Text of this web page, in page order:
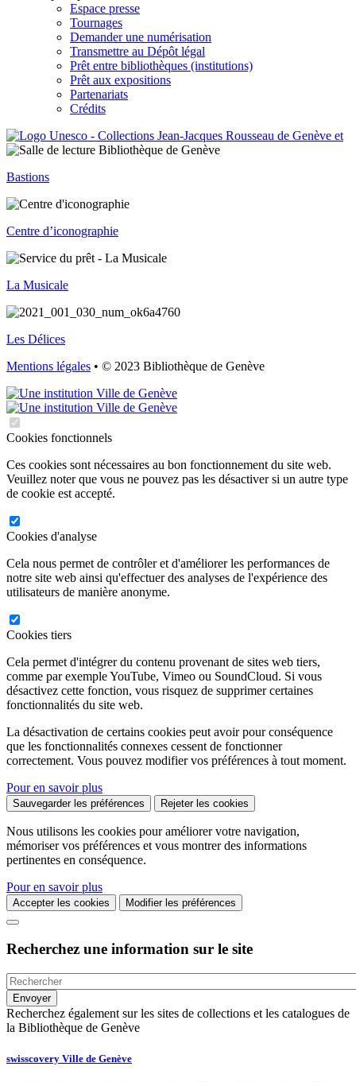
Espace presse
Tournages
Demander une numérisation
Transmettre au Dépôt légal
Prêt entre bibliothèques (institutions)
Prêt aux expositions
Partenariats
Crédits
Bastions
Centre d’iconographie
La Musicale
Les Délices
Mentions légales • © 2023 Bibliothèque de Genève
Cookies fonctionnels
Ces cookies sont nécessaires au bon fonctionnement du site web.
Veuillez noter que vous ne pouvez pas les désactiver si un autre type
de cookie est accepté.
Cookies d'analyse
Cela nous permet de contrôler et d'améliorer les performances de
notre site web ainsi qu'effectuer des analyses de l'expérience des
utilisateurs de manière anonyme.
Cookies tiers
Cela permet d'intégrer du contenu provenant de sites web tiers,
comme par exemple YouTube, Vimeo ou SoundCloud. Si vous
désactivez cette fonction, vous risquez de supprimer certaines
fonctionnalités du site web.
La désactivation de certains cookies peut avoir pour conséquence
que les fonctionnalités connexes cessent de fonctionner
correctement. Vous pouvez modifier vos préférences à tout moment.
Pour en savoir plus
Sauvegarder les préférences Rejeter les cookies
Nous utilisons les cookies pour améliorer votre navigation,
mémoriser vos préférences et vous montrer des informations
pertinentes en conséquence.
Pour en savoir plus
Accepter les cookies Modifier les préférences
Recherchez une information sur le site
Recherchez également sur les sites de collections et les catalogues de
la Bibliothèque de Genève
swisscovery Ville de Genève